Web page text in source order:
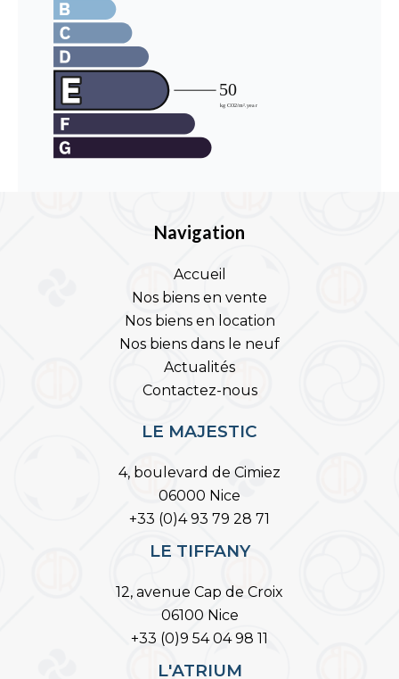
Navigation
Accueil
Nos biens en vente
Nos biens en location
Nos biens dans le neuf
Actualités
Contactez-nous
LE MAJESTIC
4, boulevard de Cimiez
06000 Nice
+33 (0)4 93 79 28 71
LE TIFFANY
12, avenue Cap de Croix
06100 Nice
+33 (0)9 54 04 98 11
L'ATRIUM